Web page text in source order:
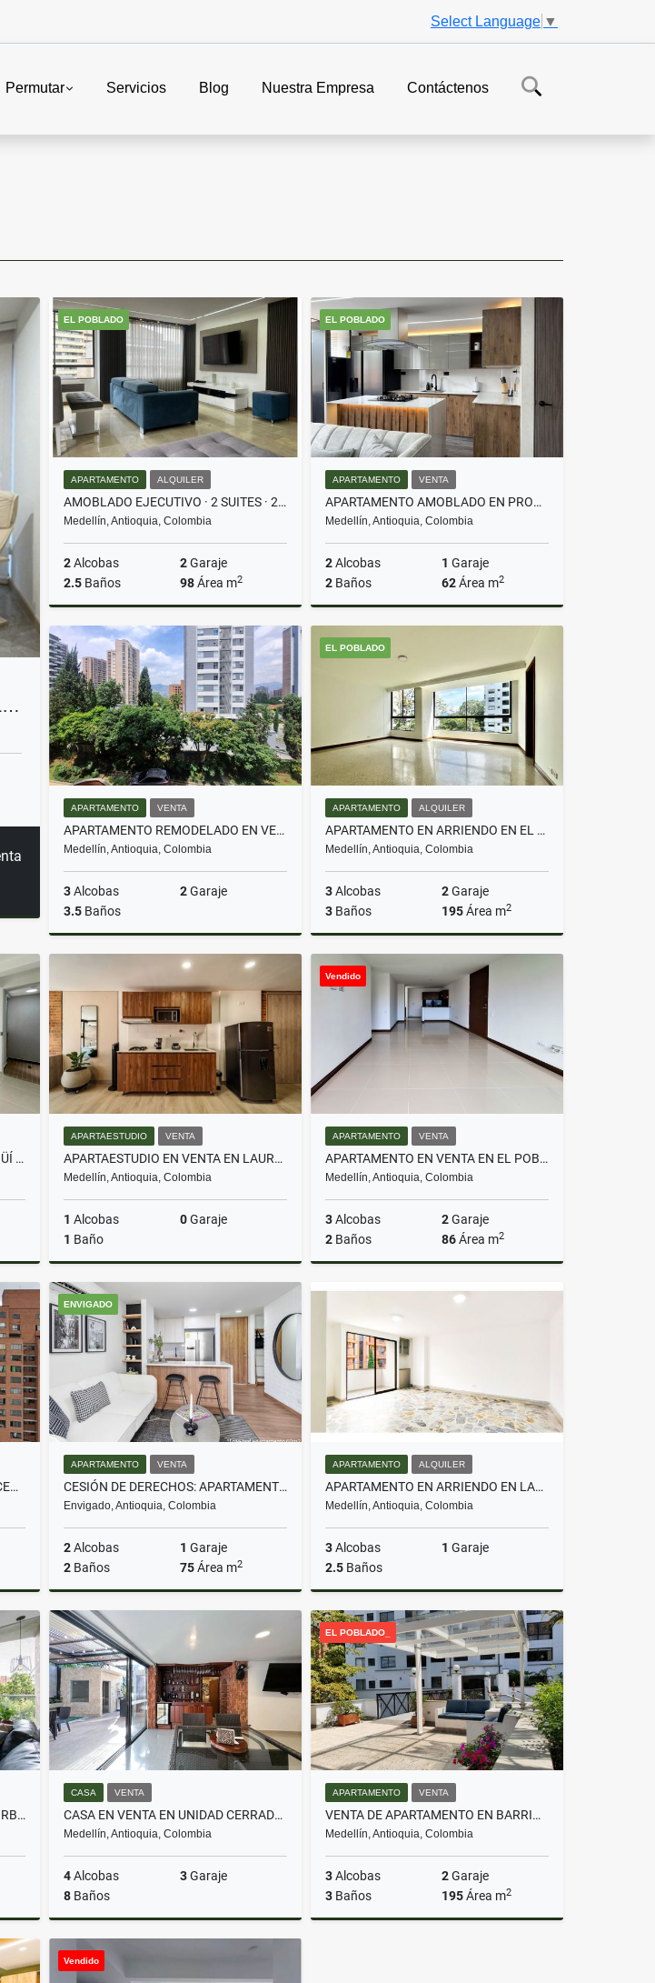
Select Language ▼
Permutar Servicios Blog Nuestra Empresa Contáctenos
EL POBLADO
APARTAMENTO ALQUILER
AMOBLADO EJECUTIVO · 2 SUITES · 2 PARQ · ALEJANDRÍA EL POBLADO
Medellín, Antioquia, Colombia
2Alcobas 2Garaje
2.5 Baños 98Área m2
Alquiler
$5.800.000
EL POBLADO
APARTAMENTO VENTA
APARTAMENTO AMOBLADO EN PROVENZA – IDEAL PARA VIVIR O RENTAR AIRBNB
Medellín, Antioquia, Colombia
2Alcobas 1 Garaje
2 Baños 62Área m2
APARTAMENTO VENTA
APARTAMENTO REMODELADO EN VENTA EL POBLADO CASTROPOL
Medellín, Antioquia, Colombia
3Alcobas 2Garaje
3.5 Baños
Venta
EL POBLADO
APARTAMENTO ALQUILER
APARTAMENTO EN ARRIENDO EN EL BARRIO LA FLORIDA E POBLADO
Medellín, Antioquia, Colombia
3Alcobas 2Garaje
3 Baños 195Área m2
$6.100.000
APARTAMENTO EN VENTA EN ITAGÜÍ SECTOR EL AJISAL
APARTAESTUDIO VENTA
APARTAESTUDIO EN VENTA EN LAURELES PARA RENTAS CORTAS AIRBNB
Medellín, Antioquia, Colombia
1 Alcobas 0Garaje
1 Baño
$579.000.000
Vendido
APARTAMENTO VENTA
APARTAMENTO EN VENTA EN EL POBLADO LOMA DEL INDIO
Medellín, Antioquia, Colombia
3Alcobas 2Garaje
2 Baños 86Área m2
Venta
$599.000.000
ARRIENDO APARTAMENTO EN EL CENTRO DE MEDELLÍN CON VISTA PANORÁMICA
ENVIGADO
APARTAMENTO VENTA
CESIÓN DE DERECHOS: APARTAMENTO CON TERRAZA EN CIVITA ENVIGADO
Envigado, Antioquia, Colombia
2Alcobas 1 Garaje
2 Baños 75Área m2
$695.000.000
APARTAMENTO ALQUILER
APARTAMENTO EN ARRIENDO EN LAURELES SEGUNDO PARQUE
Medellín, Antioquia, Colombia
3Alcobas 1 Garaje
2.5 Baños
Alquiler
$4.000.000
APARTAMENTO EN VENTA PARA AIRBNB EN EL POBLADO
CASA VENTA
CASA EN VENTA EN UNIDAD CERRADA EL POBLADO EL TESORO UNIVERSIDAD CES
Medellín, Antioquia, Colombia
4Alcobas 3Garaje
8 Baños
Venta
EL POBLADO_
APARTAMENTO VENTA
VENTA DE APARTAMENTO EN BARRIO LA FLORIDA E POBLADO
Medellín, Antioquia, Colombia
3Alcobas 2Garaje
3 Baños 195Área m2
Vendido